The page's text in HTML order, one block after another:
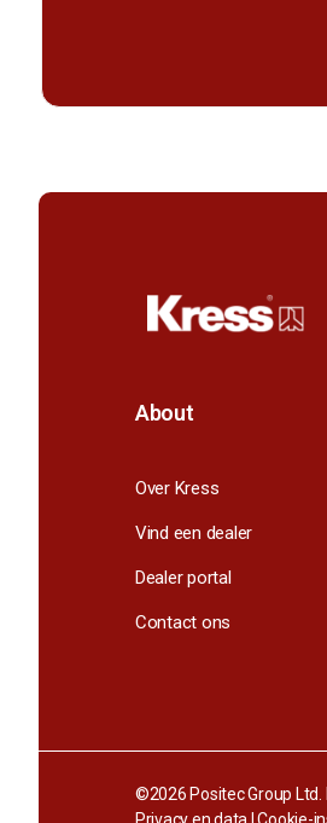
About
Over Kress
Vind een dealer
Dealer portal
Contact ons
©2026 Positec Group Ltd.
Privacy en data |Cookie-